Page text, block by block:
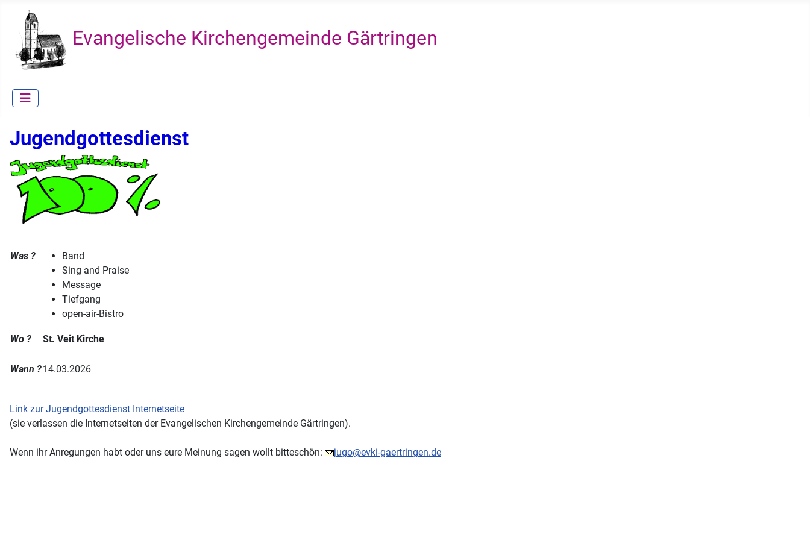
Evangelische Kirchengemeinde Gärtringen
Jugendgottesdienst
Was ?
Band
Sing and Praise
Message
Tiefgang
open-air-Bistro
Wo ? St. Veit Kirche
Wann ?14.03.2026
Link zur Jugendgottesdienst Internetseite
(sie verlassen die Internetseiten der Evangelischen Kirchengemeinde Gärtringen).
Wenn ihr Anregungen habt oder uns eure Meinung sagen wollt bitteschön: jugo@evki-gaertringen.de